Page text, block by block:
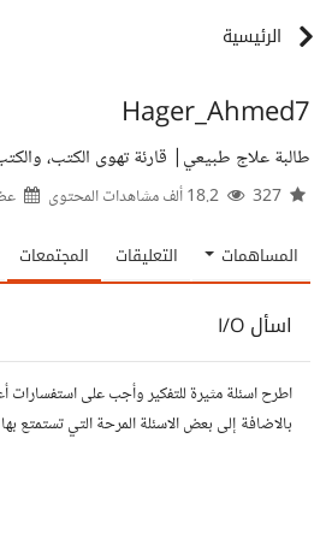
الرئيسية
Hager_Ahmed7
طالبة علاج طبيعي| قارئة تهوى الكتب،
المساهمات التعليقات المجتمعات
اسأل I/O
بالاضافة إلى بعض الاسئلة المرحة التي تستمتع